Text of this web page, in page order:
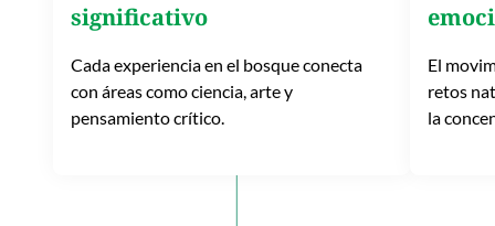
significativo
Cada experiencia en el bosque conecta
con áreas como ciencia, arte y
pensamiento crítico.
El
retos
la